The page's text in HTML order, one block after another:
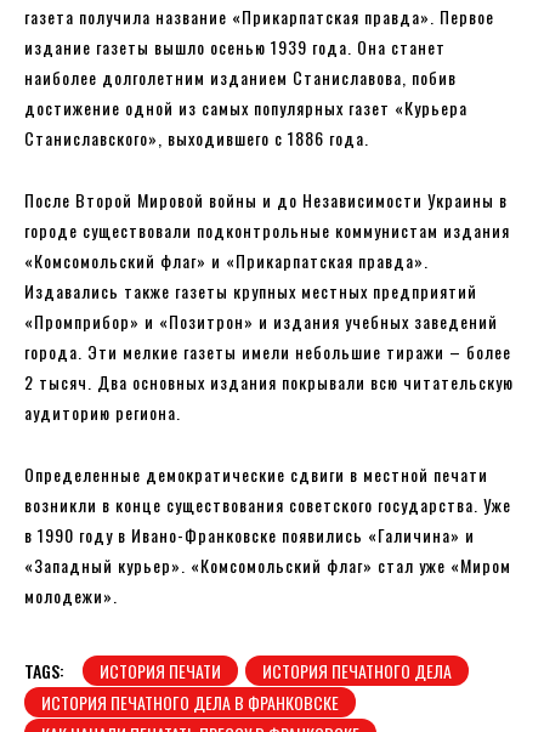
газета получила название «Прикарпатская правда». Первое
издание газеты вышло осенью 1939 года. Она станет
наиболее долголетним изданием Станиславова, побив
достижение одной из самых популярных газет «Курьера
Станиславского», выходившего с 1886 года.
После Второй Мировой войны и до Независимости Украины в
городе существовали подконтрольные коммунистам издания
«Комсомольский флаг» и «Прикарпатская правда».
Издавались также газеты крупных местных предприятий
«Промприбор» и «Позитрон» и издания учебных заведений
города. Эти мелкие газеты имели небольшие тиражи – более
2 тысяч. Два основных издания покрывали всю читательскую
аудиторию региона.
Определенные демократические сдвиги в местной печати
возникли в конце существования советского государства. Уже
в 1990 году в Ивано-Франковске появились «Галичина» и
«Западный курьер». «Комсомольский флаг» стал уже «Миром
молодежи».
TAGS: ИСТОРИЯ ПЕЧАТИ
ИСТОРИЯ ПЕЧАТНОГО ДЕЛА
ИСТОРИЯ ПЕЧАТНОГО ДЕЛА В ФРАНКОВСКЕ